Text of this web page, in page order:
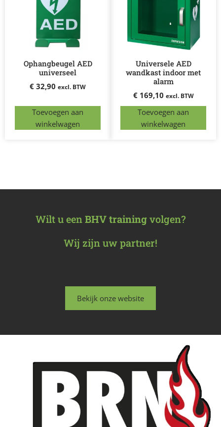
Ophangbeugel AED
universeel
€ 32,90 excl. BTW
Toevoegen aan
winkelwagen
Universele AED
wandkast indoor met
alarm
€169,10 excl. BTW
Toevoegen aan
winkelwagen
Wilt u eenBHV trainingvolgen?
Wij zijn uw partner!
Bekijk onze website